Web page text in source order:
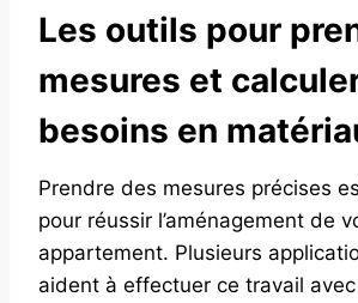
Les outils pour
mesures et
besoins en
Prendre des mesures précises
pour réussir l’aménagement de
appartement. Plusieurs
aident à effectuer ce travail